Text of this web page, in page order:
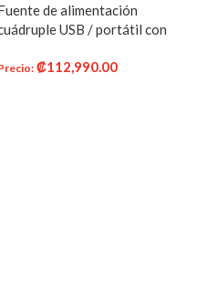
de alimentación
USB / portátil con
SOS ProToolz
: ₡112,990.00